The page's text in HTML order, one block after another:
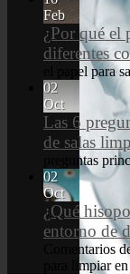
Feb
¿Por qué el
diferentes
el papel para
02
Oct
Las 6
de salas
preguntas
02
Oct
¿Qué
entorno de
Comentarios
para limpiar